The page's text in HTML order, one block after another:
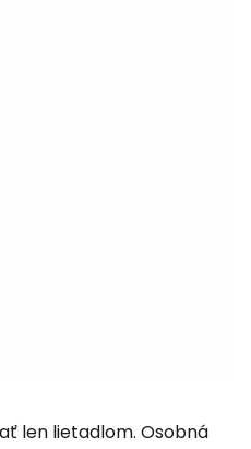
len lietadlom. Osobná